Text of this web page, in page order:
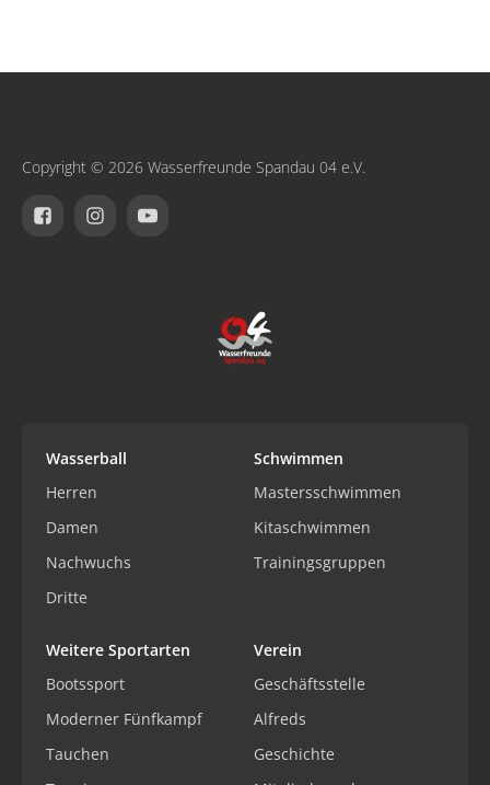
Copyright © 2026 Wasserfreunde Spandau 04 e.V.
Wasserball
Herren
Damen
Nachwuchs
Dritte
Schwimmen
Mastersschwimmen
Kitaschwimmen
Trainingsgruppen
Weitere Sportarten
Bootssport
Moderner Fünfkampf
Tauchen
Verein
Geschäftsstelle
Alfreds
Geschichte